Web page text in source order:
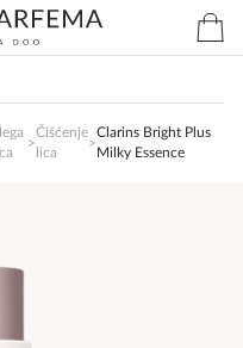
>
Čišćenje
lica
>
Clarins Bright Plus
Milky Essence
ali i za